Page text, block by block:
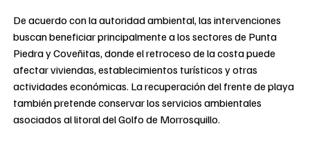
De acuerdo con la autoridad ambiental, las intervenciones
buscan beneficiar principalmente a los sectores de Punta
Piedra y Coveñitas, donde el retroceso de la costa puede
afectar viviendas, establecimientos turísticos y otras
actividades económicas. La recuperación del frente de playa
también pretende conservar los servicios ambientales
asociados al litoral del Golfo de Morrosquillo.